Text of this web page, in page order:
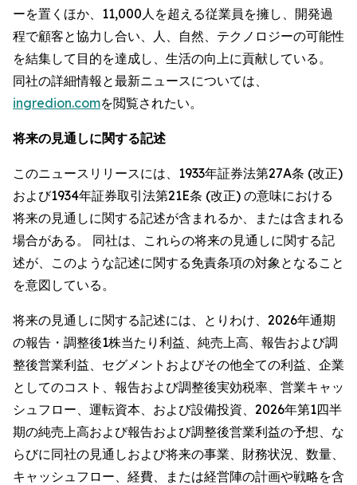
ーを置くほか、11,000人を超える従業員を擁し、開発過
程で顧客と協力し合い、人、自然、テクノロジーの可能性
を結集して目的を達成し、生活の向上に貢献している。
同社の詳細情報と最新ニュースについては、
ingredion.comを閲覧されたい。
将来の見通しに関する記述
このニュースリリースには、1933年証券法第27A条 (改正)
および1934年証券取引法第21E条 (改正) の意味における
将来の見通しに関する記述が含まれるか、または含まれる
場合がある。 同社は、これらの将来の見通しに関する記
述が、このような記述に関する免責条項の対象となること
を意図している。
将来の見通しに関する記述には、とりわけ、2026年通期
の報告・調整後1株当たり利益、純売上高、報告および調
整後営業利益、セグメントおよびその他全ての利益、企業
としてのコスト、報告および調整後実効税率、営業キャッ
シュフロー、運転資本、および設備投資、2026年第1四半
期の純売上高および報告および調整後営業利益の予想、な
らびに同社の見通しおよび将来の事業、財務状況、数量、
キャッシュフロー、経費、または経営陣の計画や戦略を含